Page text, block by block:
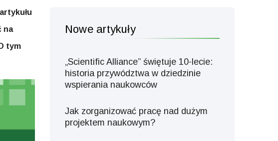
na
tym
Nowe artykuły
„Scientific Alliance” świętuje 10-lecie:
historia przywództwa w dziedzinie
wspierania naukowców
Jak zorganizować pracę nad dużym
projektem naukowym?